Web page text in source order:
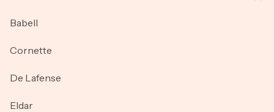
Babell
Cornette
De Lafense
Eldar